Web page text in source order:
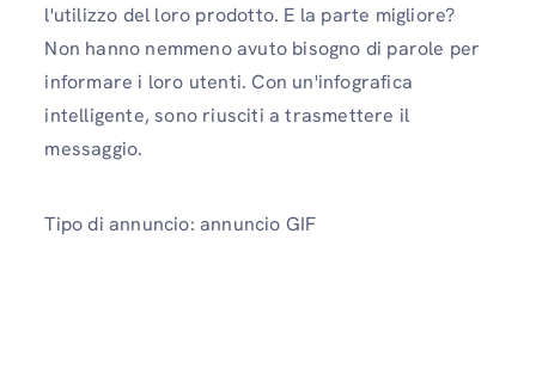
l'utilizzo del loro prodotto. E la parte migliore?
Non hanno nemmeno avuto bisogno di parole per
informare i loro utenti. Con un'infografica
intelligente, sono riusciti a trasmettere il
messaggio.
Tipo di annuncio: annuncio GIF